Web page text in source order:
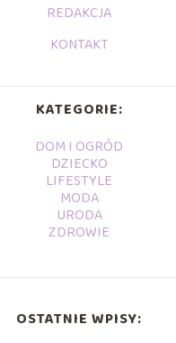
REDAKCJA
KONTAKT
KATEGORIE:
DOM I OGRÓD
DZIECKO
LIFESTYLE
MODA
URODA
ZDROWIE
OSTATNIE WPISY: